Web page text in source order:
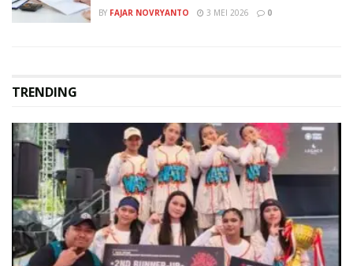
BY FAJAR NOVRYANTO 3 MEI 2026 0
TRENDING